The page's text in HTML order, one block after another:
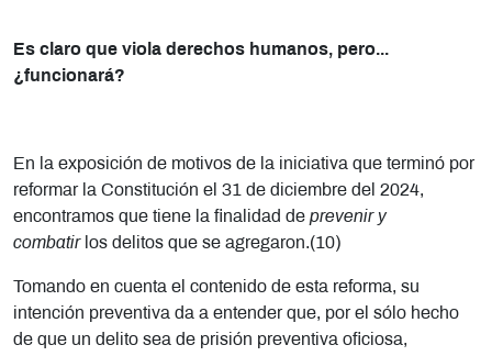
Es claro que viola derechos humanos, pero...
¿funcionará?
En la exposición de motivos de la iniciativa que terminó por
reformar la Constitución el 31 de diciembre del 2024,
encontramos que tiene la finalidad de prevenir y
combatir los delitos que se agregaron.(10)
Tomando en cuenta el contenido de esta reforma, su
intención preventiva da a entender que, por el sólo hecho
de que un delito sea de prisión preventiva oficiosa,